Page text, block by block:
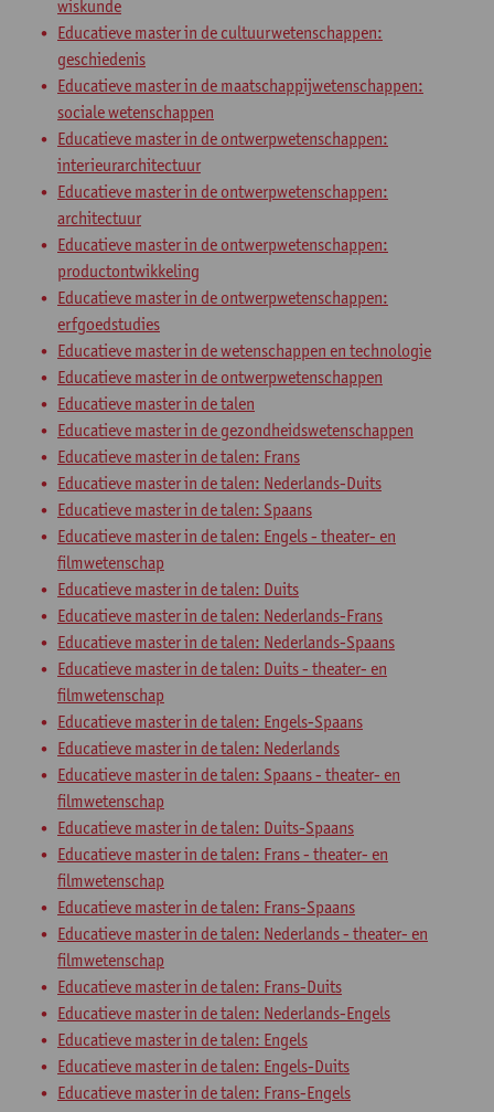
wiskunde
Educatieve master in de cultuurwetenschappen:
geschiedenis
Educatieve master in de maatschappijwetenschappen:
sociale wetenschappen
Educatieve master in de ontwerpwetenschappen:
interieurarchitectuur
Educatieve master in de ontwerpwetenschappen:
architectuur
Educatieve master in de ontwerpwetenschappen:
productontwikkeling
Educatieve master in de ontwerpwetenschappen:
erfgoedstudies
Educatieve master in de wetenschappen en technologie
Educatieve master in de ontwerpwetenschappen
Educatieve master in de talen
Educatieve master in de gezondheidswetenschappen
Educatieve master in de talen: Frans
Educatieve master in de talen: Nederlands-Duits
Educatieve master in de talen: Spaans
Educatieve master in de talen: Engels - theater- en
filmwetenschap
Educatieve master in de talen: Duits
Educatieve master in de talen: Nederlands-Frans
Educatieve master in de talen: Nederlands-Spaans
Educatieve master in de talen: Duits - theater- en
filmwetenschap
Educatieve master in de talen: Engels-Spaans
Educatieve master in de talen: Nederlands
Educatieve master in de talen: Spaans - theater- en
filmwetenschap
Educatieve master in de talen: Duits-Spaans
Educatieve master in de talen: Frans - theater- en
filmwetenschap
Educatieve master in de talen: Frans-Spaans
Educatieve master in de talen: Nederlands - theater- en
filmwetenschap
Educatieve master in de talen: Frans-Duits
Educatieve master in de talen: Nederlands-Engels
Educatieve master in de talen: Engels
Educatieve master in de talen: Engels-Duits
Educatieve master in de talen: Frans-Engels